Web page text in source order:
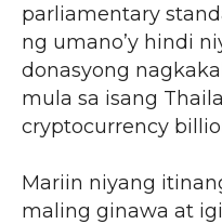
parliamentary
ng umano’y hindi
donasyong
mula sa isang
cryptocurrency
Mariin niyang
maling ginawa at